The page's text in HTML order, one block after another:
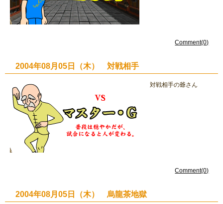
Comment(0)
2004年08月05日（木） 対戦相手
対戦相手の爺さん
Comment(0)
2004年08月05日（木） 烏龍茶地獄